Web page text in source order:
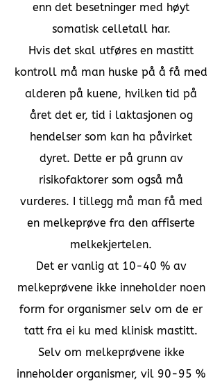
enn det besetninger med høyt
somatisk celletall har.
Hvis det skal utføres en mastitt
kontroll må man huske på å få med
alderen på kuene, hvilken tid på
året det er, tid i laktasjonen og
hendelser som kan ha påvirket
dyret. Dette er på grunn av
risikofaktorer som også må
vurderes. I tillegg må man få med
en melkeprøve fra den affiserte
melkekjertelen.
Det er vanlig at 10-40 % av
melkeprøvene ikke inneholder noen
form for organismer selv om de er
tatt fra ei ku med klinisk mastitt.
Selv om melkeprøvene ikke
inneholder organismer, vil 90-95 %